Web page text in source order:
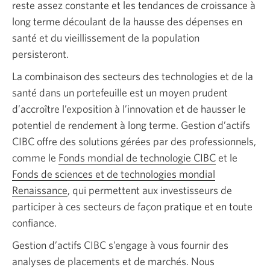
reste assez constante et les tendances de croissance à
long terme découlant de la hausse des dépenses en
santé et du vieillissement de la population
persisteront.
La combinaison des secteurs des technologies et de la
santé dans un portefeuille est un moyen prudent
d’accroître l’exposition à l’innovation et de hausser le
potentiel de rendement à long terme. Gestion d’actifs
CIBC offre des solutions gérées par des professionnels,
comme le Fonds mondial de technologie CIBC et le
Fonds de sciences et de technologies mondial
Renaissance, qui permettent aux investisseurs de
participer à ces secteurs de façon pratique et en toute
confiance.
Gestion d’actifs CIBC s’engage à vous fournir des
analyses de placements et de marchés. Nous